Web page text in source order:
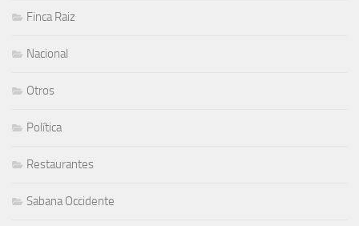
Finca Raiz
Nacional
Otros
Política
Restaurantes
Sabana Occidente